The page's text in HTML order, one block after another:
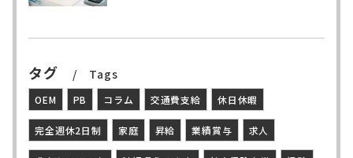
タグ Tags
OEM PB コラム 交通費支給 休日休暇
完全週休2日制 家庭 昇給 業績賞与 求人